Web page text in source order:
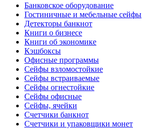
Банковское оборудование
Гостиничные и мебельные сейфы
Детекторы банкнот
Книги о бизнесе
Книги об экономике
Кэшбоксы
Офисные программы
Сейфы взломостойкие
Сейфы встраиваемые
Сейфы огнестойкие
Сейфы офисные
Сейфы, ячейки
Счетчики банкнот
Счетчики и упаковщики монет